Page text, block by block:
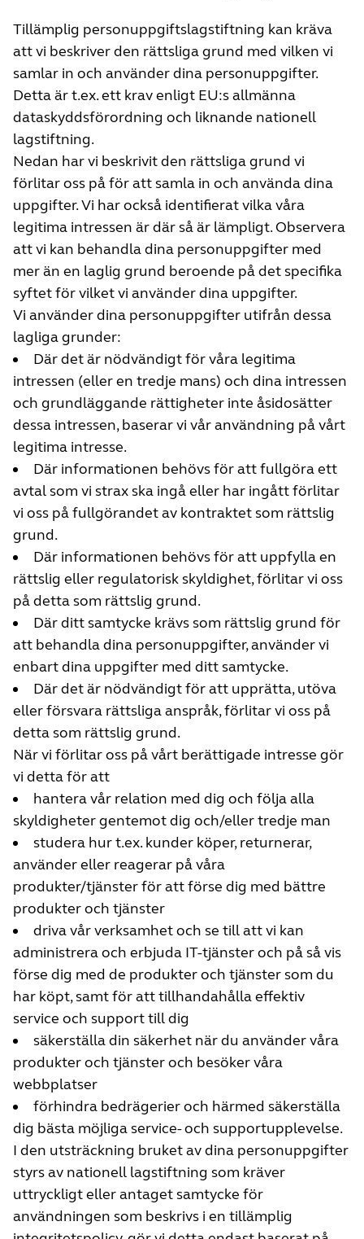
Tillämplig personuppgiftslagstiftning kan kräva
att vi beskriver den rättsliga grund med vilken vi
samlar in och använder dina personuppgifter.
Detta är t.ex. ett krav enligt EU:s allmänna
dataskyddsförordning och liknande nationell
lagstiftning.
Nedan har vi beskrivit den rättsliga grund vi
förlitar oss på för att samla in och använda dina
uppgifter. Vi har också identifierat vilka våra
legitima intressen är där så är lämpligt. Observera
att vi kan behandla dina personuppgifter med
mer än en laglig grund beroende på det specifika
syftet för vilket vi använder dina uppgifter.
Vi använder dina personuppgifter utifrån dessa
lagliga grunder:
Där det är nödvändigt för våra legitima
intressen (eller en tredje mans) och dina intressen
och grundläggande rättigheter inte åsidosätter
dessa intressen, baserar vi vår användning på vårt
legitima intresse.
Där informationen behövs för att fullgöra ett
avtal som vi strax ska ingå eller har ingått förlitar
vi oss på fullgörandet av kontraktet som rättslig
grund.
Där informationen behövs för att uppfylla en
rättslig eller regulatorisk skyldighet, förlitar vi oss
på detta som rättslig grund.
Där ditt samtycke krävs som rättslig grund för
att behandla dina personuppgifter, använder vi
enbart dina uppgifter med ditt samtycke.
Där det är nödvändigt för att upprätta, utöva
eller försvara rättsliga anspråk, förlitar vi oss på
detta som rättslig grund.
När vi förlitar oss på vårt berättigade intresse gör
vi detta för att
hantera vår relation med dig och följa alla
skyldigheter gentemot dig och/eller tredje man
studera hur t.ex. kunder köper, returnerar,
använder eller reagerar på våra
produkter/tjänster för att förse dig med bättre
produkter och tjänster
driva vår verksamhet och se till att vi kan
administrera och erbjuda IT-tjänster och på så vis
förse dig med de produkter och tjänster som du
har köpt, samt för att tillhandahålla effektiv
service och support till dig
säkerställa din säkerhet när du använder våra
produkter och tjänster och besöker våra
webbplatser
förhindra bedrägerier och härmed säkerställa
dig bästa möjliga service- och supportupplevelse.
I den utsträckning bruket av dina personuppgifter
styrs av nationell lagstiftning som kräver
uttryckligt eller antaget samtycke för
användningen som beskrivs i en tillämplig